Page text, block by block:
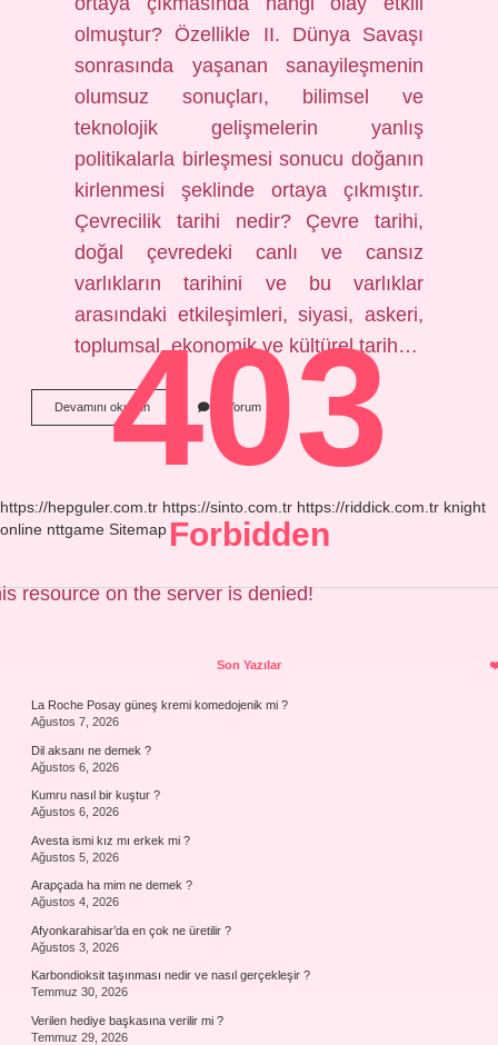
olmuştur? Özellikle II. Dünya Savaşı
sonrasında yaşanan sanayileşmenin
olumsuz sonuçları, bilimsel ve
teknolojik gelişmelerin yanlış
politikalarla birleşmesi sonucu doğanın
kirlenmesi şeklinde ortaya çıkmıştır.
Çevrecilik tarihi nedir? Çevre tarihi,
doğal çevredeki canlı ve cansız
varlıkların tarihini ve bu varlıklar
arasındaki etkileşimleri, siyasi, askeri,
toplumsal, ekonomik ve kültürel tarih…
Devamını okuyunÇevreci
Hareket
Ne
2 Yorum
https://hepguler.com.tr https://sinto.com.tr https://riddick.com.tr knight
online nttgame Sitemap
Son Yazılar
La Roche Posay güneş kremi komedojenik mi ?
Ağustos 7, 2026
Dil aksanı ne demek ?
Ağustos 6, 2026
Kumru nasıl bir kuştur ?
Ağustos 6, 2026
Avesta ismi kız mı erkek mi ?
Ağustos 5, 2026
Arapçada ha mim ne demek ?
Ağustos 4, 2026
Afyonkarahisar’da en çok ne üretilir ?
Ağustos 3, 2026
Karbondioksit taşınması nedir ve nasıl gerçekleşir ?
Temmuz 30, 2026
Verilen hediye başkasına verilir mi ?
Temmuz 29, 2026
403
Forbidden
resource on the server is denied!